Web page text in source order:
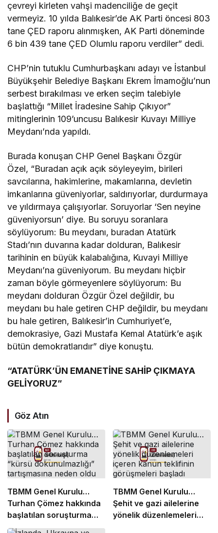
çevreyi kirleten vahşi madenciliğe de geçit
vermeyiz. 10 yılda Balıkesir’de AK Parti öncesi 803
tane ÇED raporu alınmışken, AK Parti döneminde
6 bin 439 tane ÇED Olumlu raporu verdiler” dedi.
CHP’nin tutuklu Cumhurbaşkanı adayı ve İstanbul
Büyükşehir Belediye Başkanı Ekrem İmamoğlu’nun
serbest bırakılması ve erken seçim talebiyle
başlattığı “Millet İradesine Sahip Çıkıyor”
mitinglerinin 109’uncusu Balıkesir Kuvayı Milliye
Meydanı’nda yapıldı.
Burada konuşan CHP Genel Başkanı Özgür
Özel, “Buradan açık açık söyleyeyim, birileri
savcılarına, hakimlerine, makamlarına, devletin
imkanlarına güveniyorlar, saldırıyorlar, durdurmaya
ve yıldırmaya çalışıyorlar. Soruyorlar ‘Sen neyine
güveniyorsun’ diye. Bu soruyu soranlara
söylüyorum: Bu meydanı, buradan Atatürk
Stadı’nın duvarına kadar dolduran, Balıkesir
tarihinin en büyük kalabalığına, Kuvayi Milliye
Meydanı’na güveniyorum. Bu meydanı hiçbir
zaman böyle görmeyenlere söylüyorum: Bu
meydanı dolduran Özgür Özel değildir, bu
meydanı bu hale getiren CHP değildir, bu meydanı
bu hale getiren, Balıkesir’in Cumhuriyet’e,
demokrasiye, Gazi Mustafa Kemal Atatürk’e aşık
bütün demokratlarıdır” diye konuştu.
“ATATÜRK’ÜN EMANETİNE SAHİP ÇIKMAYA
GELİYORUZ”
Göz Atın
TBMM Genel Kurulu…
Turhan Çömez hakkında
başlatılan soruşturma
“kürsü dokunulmazlığı”
TBMM Genel Kurulu…
Şehit ve gazi ailelerine
yönelik düzenlemeleri